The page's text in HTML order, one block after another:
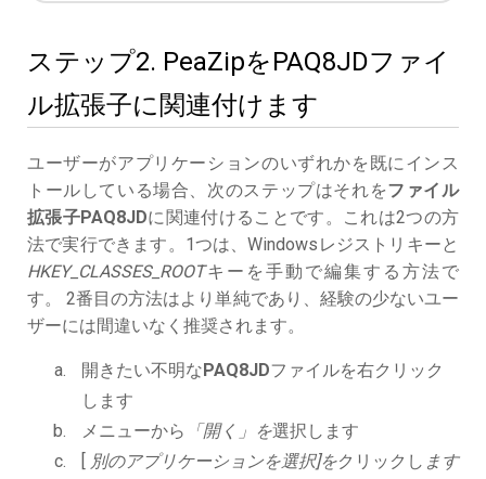
ステップ2. PeaZipをPAQ8JDファイ
ル拡張子に関連付けます
ユーザーがアプリケーションのいずれかを既にインス
トールしている場合、次のステップはそれをファイル
拡張子PAQ8JDに関連付けることです。これは2つの方
法で実行できます。1つは、Windowsレジストリキーと
HKEY_CLASSES_ROOTキーを手動で編集する方法で
す。 2番目の方法はより単純であり、経験の少ないユー
ザーには間違いなく推奨されます。
開きたい不明なPAQ8JDファイルを右クリック
します
メニューから
「開く」を選択します
[ 別のアプリケーションを選択]をクリックし ます